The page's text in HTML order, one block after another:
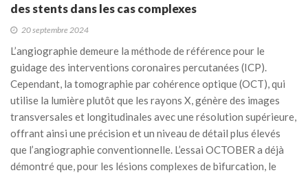
des stents dans les cas complexes
20 septembre 2024
L’angiographie demeure la méthode de référence pour le
guidage des interventions coronaires percutanées (ICP).
Cependant, la tomographie par cohérence optique (OCT), qui
utilise la lumière plutôt que les rayons X, génère des images
transversales et longitudinales avec une résolution supérieure,
offrant ainsi une précision et un niveau de détail plus élevés
que l’angiographie conventionnelle. L’essai OCTOBER a déjà
démontré que, pour les lésions complexes de bifurcation, le